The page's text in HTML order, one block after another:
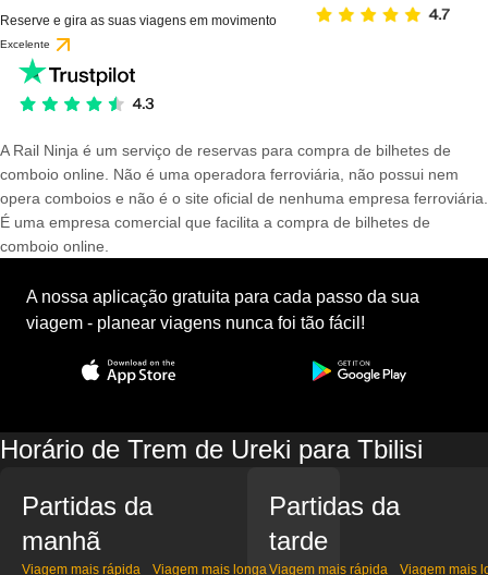
Reserve e gira as suas viagens em movimento
Excelente
A Rail Ninja é um serviço de reservas para compra de bilhetes de
comboio online. Não é uma operadora ferroviária, não possui nem
opera comboios e não é o site oficial de nenhuma empresa ferroviária.
É uma empresa comercial que facilita a compra de bilhetes de
comboio online.
A nossa aplicação gratuita para cada passo da sua
viagem - planear viagens nunca foi tão fácil!
Horário de Trem de Ureki para Tbilisi
Partidas da
manhã
Viagem mais rápida Viagem mais longa
Partidas da
tarde
Viagem mais rápida Viagem mais